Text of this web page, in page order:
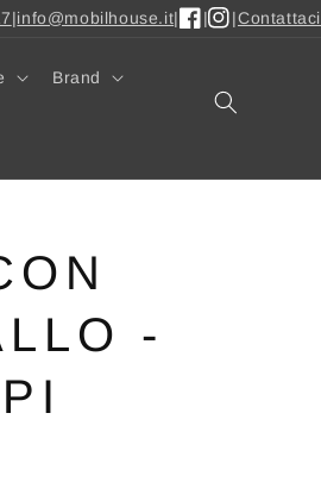
|info@mobilhouse.it|
|
|Contattaci
Brand
-